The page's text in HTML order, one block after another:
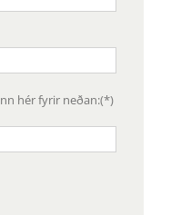
hér fyrir neðan:(*)